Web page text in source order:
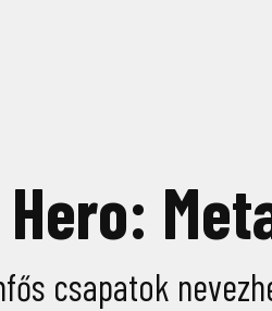
csapatok